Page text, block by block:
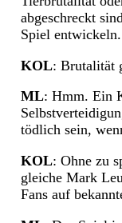
abgeschreckt
Spiel entwickeln.
KOL: Brutalität
ML: Hmm. Ein
tödlich sein,
KOL: Ohne zu
gleiche Mark
Fans auf